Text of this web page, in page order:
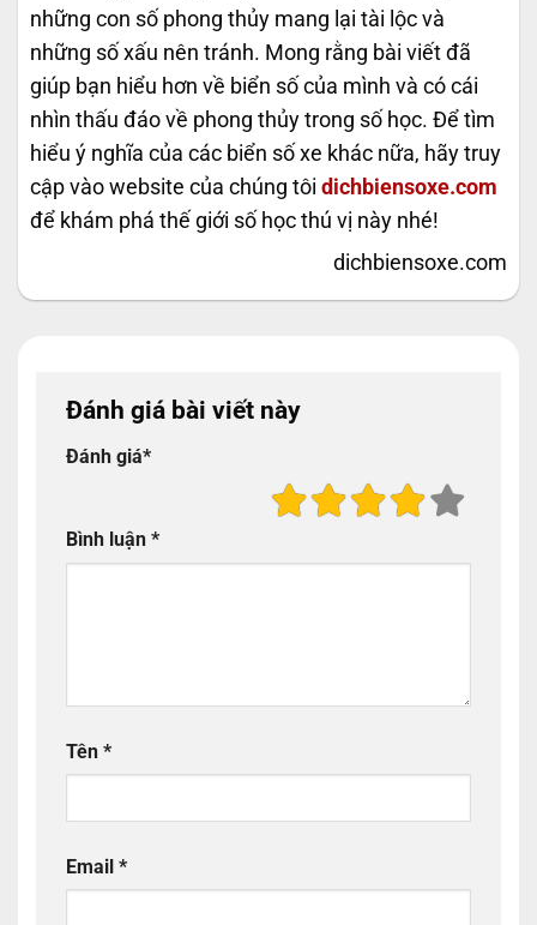
những con số phong thủy mang lại tài lộc và
những số xấu nên tránh. Mong rằng bài viết đã
giúp bạn hiểu hơn về biển số của mình và có cái
nhìn thấu đáo về phong thủy trong số học. Để tìm
hiểu ý nghĩa của các biển số xe khác nữa, hãy truy
cập vào website của chúng tôi dichbiensoxe.com
để khám phá thế giới số học thú vị này nhé!
dichbiensoxe.com
Đánh giá bài viết này
Đánh giá*
Bình luận *
Tên *
Email *